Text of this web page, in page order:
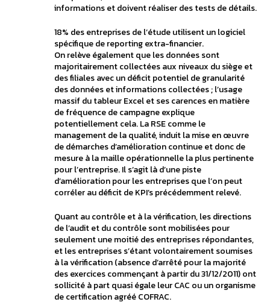
informations et doivent réaliser des tests de détails.
18% des entreprises de l’étude utilisent un logiciel
spécifique de reporting extra-financier.
On relève également que les données sont
majoritairement collectées aux niveaux du siège et
des filiales avec un déficit potentiel de granularité
des données et informations collectées ; l’usage
massif du tableur Excel et ses carences en matière
de fréquence de campagne explique
potentiellement cela. La RSE comme le
management de la qualité, induit la mise en œuvre
de démarches d’amélioration continue et donc de
mesure à la maille opérationnelle la plus pertinente
pour l’entreprise. Il s’agit là d’une piste
d’amélioration pour les entreprises que l’on peut
corréler au déficit de KPI’s précédemment relevé.
Quant au contrôle et à la vérification, les directions
de l’audit et du contrôle sont mobilisées pour
seulement une moitié des entreprises répondantes,
et les entreprises s’étant volontairement soumises
à la vérification (absence d’arrêté pour la majorité
des exercices commençant à partir du 31/12/2011) ont
sollicité à part quasi égale leur CAC ou un organisme
de certification agréé COFRAC.